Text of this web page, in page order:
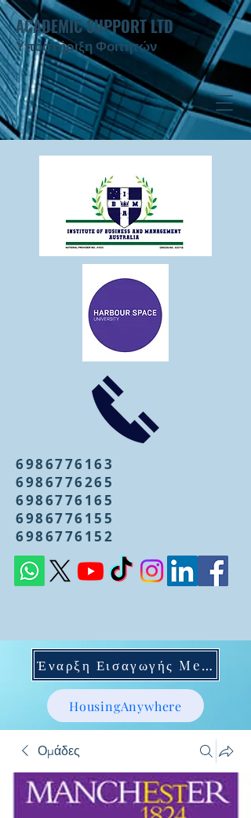
6986776163
6986776265
6986776165
6986776155
6986776152
ACADEMIC SUPPORT LTD
Υποστήριξη Φοιτητών ​
Έναρξη Εισαγωγής Mentoring
HousingAnywhere
Ομάδες